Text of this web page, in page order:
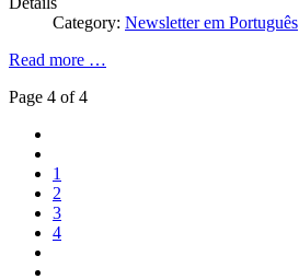
Category: Newsletter em Português
Read more …
Page 4 of 4
1
2
3
4